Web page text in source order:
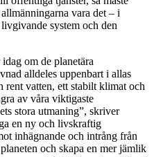
vara det – i
system och den
om de planetära
alldeles uppenbart i allas
rent vatten, ett stabilt klimat och
av våra viktigaste
stora utmaning”, skriver
en ny och livskraftig
inhägnande och intrång från
och skapa en mer jämlik